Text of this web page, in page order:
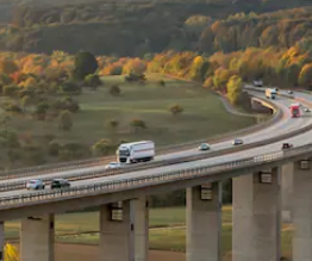
gore i prema dolje, kao i dodirom